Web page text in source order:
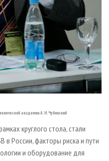
академии А. Н. Чубинский
круглого стола, стали
в России, факторы риска и пути
и оборудование для